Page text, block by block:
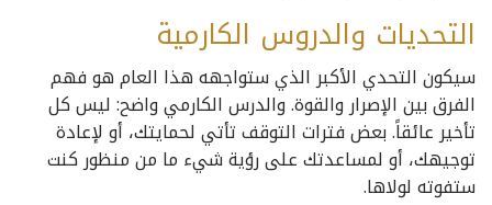
التحديات والدروس الكارمية
سيكون التحدي الأكبر الذي ستواجهه هذا العام هو فهم
الفرق بين الإصرار والقوة. والدرس الكارمي واضح: ليس كل
تأخير عائقاً. بعض فترات التوقف تأتي لحمايتك، أو لإعادة
توجيهك، أو لمساعدتك على رؤية شيء ما من منظور كنت
ستفوته لولاها.